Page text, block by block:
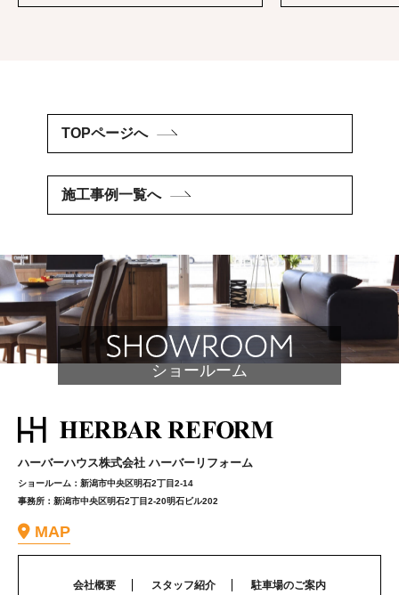
TOPページへ
施工事例一覧へ
ショールーム
ハーバーハウス株式会社 ハーバーリフォーム
ショールーム：新潟市中央区明石2丁目2-14
事務所：新潟市中央区明石2丁目2-20明石ビル202
MAP
会社概要 スタッフ紹介
駐車場のご案内